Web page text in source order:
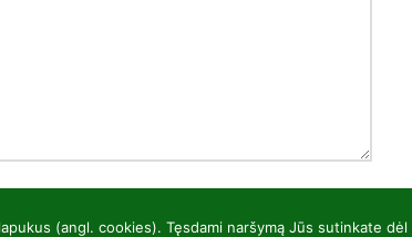
(angl. cookies). Tęsdami naršymą Jūs sutinkate dėl